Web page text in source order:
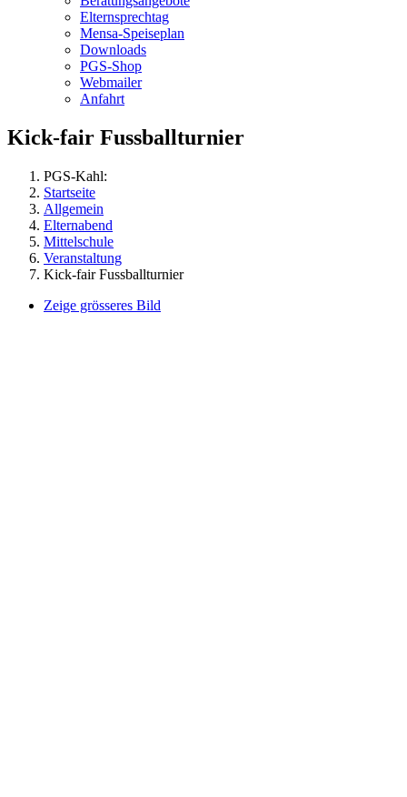
Elternsprechtag
Mensa-Speiseplan
Downloads
PGS-Shop
Webmailer
Anfahrt
Kick-fair Fussballturnier
PGS-Kahl:
Startseite
Allgemein
Elternabend
Mittelschule
Veranstaltung
Kick-fair Fussballturnier
Zeige grösseres Bild